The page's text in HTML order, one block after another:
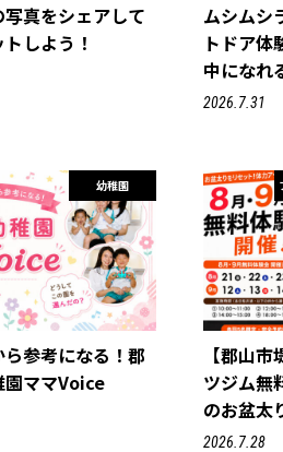
真をシェアして
しよう！
ムシムシ
トドア体
中になれ
2026.7.31
幼稚園
参考になる！郡
園ママVoice
【郡山
ツジム無
のお盆太
2026.7.28